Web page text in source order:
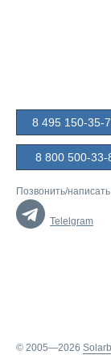
8 495 150-35-
8 800 500-33-
Позвонить/
Telelgram
© 2005—2026